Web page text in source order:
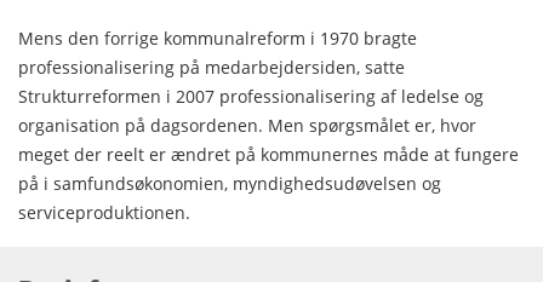
Mens den forrige kommunalreform i 1970 bragte
professionalisering på medarbejdersiden, satte
Strukturreformen i 2007 professionalisering af ledelse og
organisation på dagsordenen. Men spørgsmålet er, hvor
meget der reelt er ændret på kommunernes måde at fungere
på i samfundsøkonomien, myndighedsudøvelsen og
serviceproduktionen.